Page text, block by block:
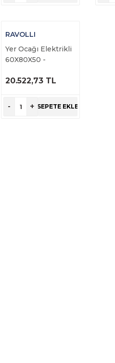
RAVOLLI
Yer Ocağı Elektrikli
60X80X50 -
20.522,73 TL
- + SEPETE EKLE